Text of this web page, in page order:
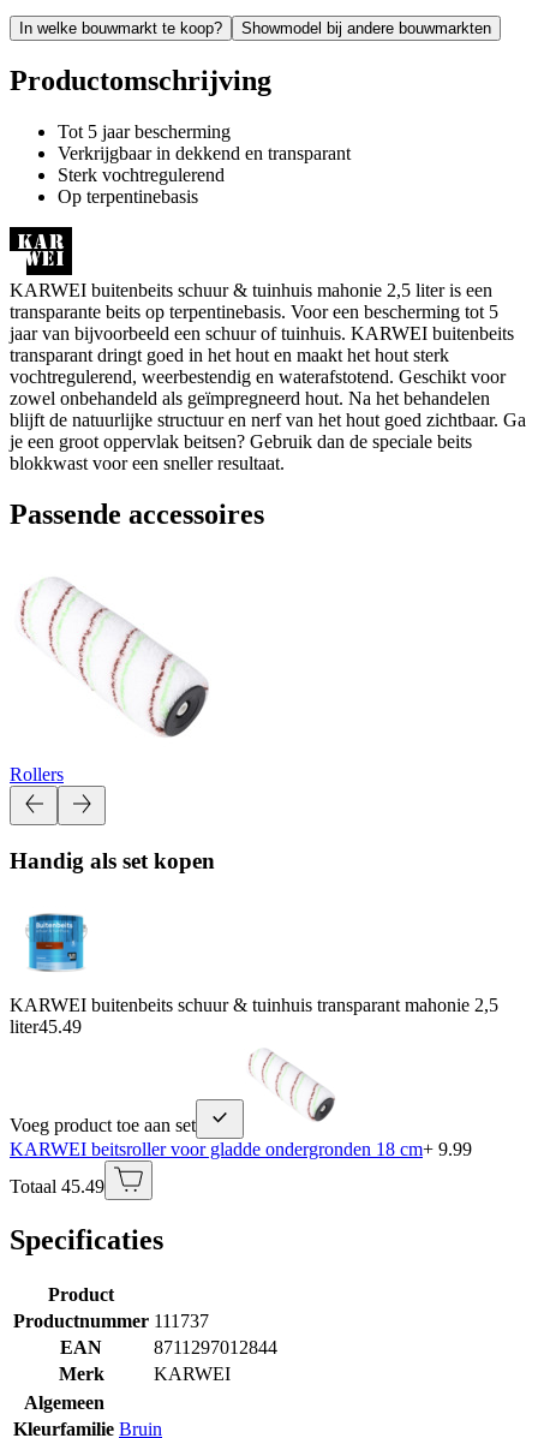
In welke bouwmarkt te koop? Showmodel bij andere bouwmarkten
Productomschrijving
Tot 5 jaar bescherming
Verkrijgbaar in dekkend en transparant
Sterk vochtregulerend
Op terpentinebasis
KARWEI buitenbeits schuur & tuinhuis mahonie 2,5 liter is een
transparante beits op terpentinebasis. Voor een bescherming tot 5
jaar van bijvoorbeeld een schuur of tuinhuis. KARWEI buitenbeits
transparant dringt goed in het hout en maakt het hout sterk
vochtregulerend, weerbestendig en waterafstotend. Geschikt voor
zowel onbehandeld als geïmpregneerd hout. Na het behandelen
blijft de natuurlijke structuur en nerf van het hout goed zichtbaar. Ga
je een groot oppervlak beitsen? Gebruik dan de speciale beits
blokkwast voor een sneller resultaat.
Passende accessoires
Rollers
Handig als set kopen
KARWEI buitenbeits schuur & tuinhuis transparant mahonie 2,5
liter45.49
Voeg product toe aan set
KARWEI beitsroller voor gladde ondergronden 18 cm+ 9.99
Totaal 45.49
Specificaties
Product
Productnummer 111737
EAN
8711297012844
Merk
KARWEI
Algemeen
Kleurfamilie Bruin